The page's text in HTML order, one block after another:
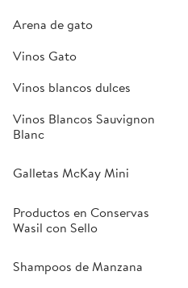
Arena de gato
Vinos Gato
Vinos blancos dulces
Vinos Blancos Sauvignon
Blanc
Galletas McKay Mini
Productos en Conservas
Wasil con Sello
Shampoos de Manzana